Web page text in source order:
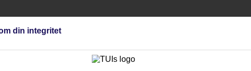
din integritet